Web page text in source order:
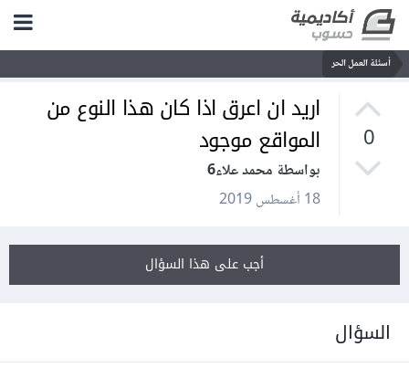
أسئلة العمل الحر
0
اريد ان اعرق اذا كان هذا النوع من
المواقع موجود
بواسطة محمد علاء6
18 أغسطس 2019
أجب على هذا السؤال
السؤال